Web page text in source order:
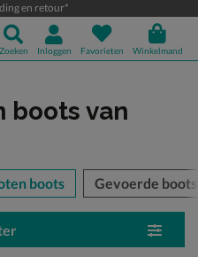
en retour*
Zoeken Inloggen Favorieten Winkelmand
boots van
boots Gevoerde boots